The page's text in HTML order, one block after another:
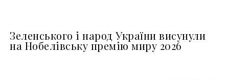
Зеленського і народ України висунули
на Нобелівську премію миру 2026